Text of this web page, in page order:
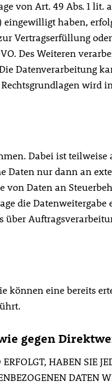
von Art. 49 Abs. 1 lit.
haben,
Vertragserfüllung
Des Weiteren
Datenverarbeitung
wird
Dabei ist
Daten nur dann an
Daten an
die
über
können eine bereits
gegen
HABEN SIE
DATEN